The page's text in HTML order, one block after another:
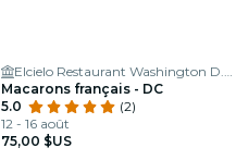
Elcielo Restaurant Washington D.C.
Macarons français - DC
5.0
(2)
12 - 16 août
75,00 $US